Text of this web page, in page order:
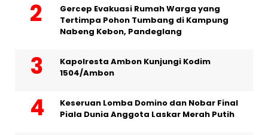
Gercep Evakuasi Rumah Warga yang
Tertimpa Pohon Tumbang di Kampung
Nabeng Kebon, Pandeglang
Kapolresta Ambon Kunjungi Kodim
1504/Ambon
Keseruan Lomba Domino dan Nobar Final
Piala Dunia Anggota Laskar Merah Putih